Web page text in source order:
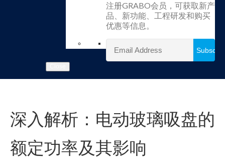
注册GRABO会员，可获取新产
品、新功能、工程研发和购买
优惠等信息。
深入解析：电动玻璃吸盘的
额定功率及其影响